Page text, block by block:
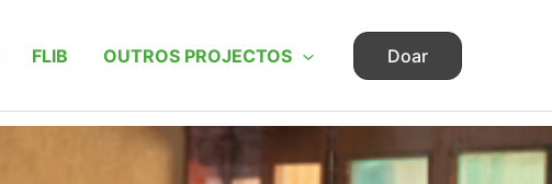
FLIB OUTROS PROJECTOS Doar